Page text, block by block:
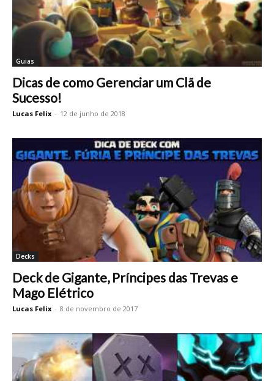
Guias
Dicas de como Gerenciar um Clã de
Sucesso!
Lucas Felix - 12 de junho de 2018
Decks
Deck de Gigante, Príncipes das Trevas e
Mago Elétrico
Lucas Felix - 8 de novembro de 2017